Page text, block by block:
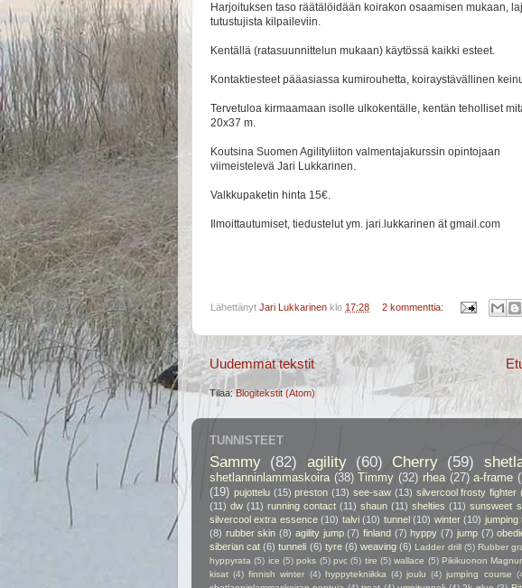
Harjoituksen taso räätälöidään koirakon osaamisen mukaan,
tutustujista kilpaileviin.
Kentällä (ratasuunnittelun mukaan) käytössä kaikki esteet.
Kontaktiesteet pääasiassa kumirouhetta, koiraystävällinen
Tervetuloa kirmaamaan isolle ulkokentälle, kentän teholliset
20x37 m.
Koutsina Suomen Agilityliiton valmentajakurssin opintojaan
viimeistelevä Jari Lukkarinen.
Valkkupaketin hinta 15€.
Ilmoittautumiset, tiedustelut ym. jari.lukkarinen ät gmail.com
Lähettänyt Jari Lukkarinen klo 17:28 2 kommenttia:
Uudemmat tekstit
Tilaa:Blogitekstit (Atom)
TUNNISTEET
Sammy (82) agility (60) Cherry (59)
shetlanninlammaskoira (38) Timmy (32) rhea (27) a-frame
(19) pujottelu (15) preston (13) see-saw (13) silvercool frosty fighter
(11) dw (11) running contact (11) shaun (11) shelties (11) sunsweet
silvercool extra essence (10) talvi (10) tunnel (10) winter (10) jumping
(8) rubber skin (8) agility jump (7) finland (7) hyppy (7) jump (7)
siberian cat (6) tunneli (6) tyre (6) weaving (6) Ladder drill (5) Rubber
hyppyrata (5) ice (5) poks (5) pvc (5) tire (5) wallace (5) Pikikuonon
kisat (4) finnish winter (4) hyppytekniikka (4) joulu (4) jumping course